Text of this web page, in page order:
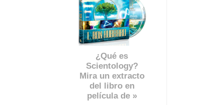
¿Qué es
Scientology?
Mira un extracto
del libro en
película de »